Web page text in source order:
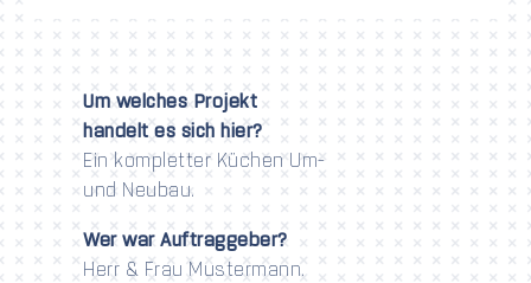
Um welches Projekt
handelt es sich hier?
Ein kompletter Küchen Um-
und Neubau.
Wer war Auftraggeber?
Herr & Frau Mustermann.